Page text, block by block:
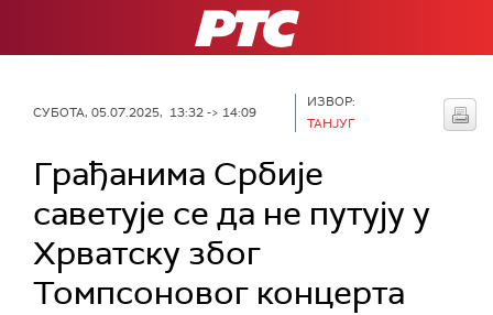
РТС
СУБОТА, 05.07.2025, 13:32 -> 14:09
ИЗВОР:
ТАНЈУГ
Грађанима Србије
саветује се да не путују у
Хрватску због
Томпсоновог концерта